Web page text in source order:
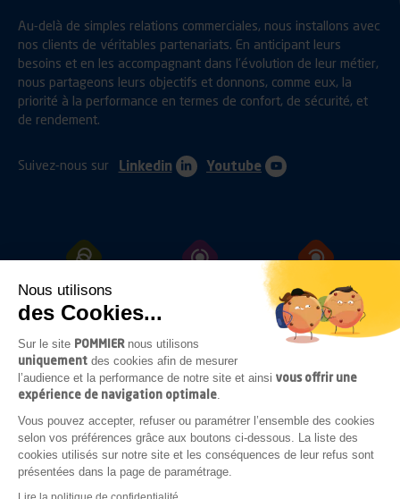
Nous utilisons
des Cookies...
Sur le site POMMIER nous utilisons
uniquement des cookies afin de mesurer
l’audience et la performance de notre site et ainsi vous offrir une
expérience de navigation optimale.
Vous pouvez accepter, refuser ou paramétrer l’ensemble des cookies
selon vos préférences grâce aux boutons ci-dessous. La liste des
cookies utilisés sur notre site et les conséquences de leur refus sont
présentées dans la page de paramétrage.
Au-delà de simples relations commerciales, nous installons avec
nos clients de véritables partenariats. En anticipant leurs
besoins et en les accompagnant dans l’évolution de leur métier,
nous partageons leurs objectifs et donnons, comme eux, la
priorité à la performance en termes de confort, de sécurité, et
de rendement.
Suivez-nous sur Linkedin Youtube
ATTELAGES FIXATIONS
OUVRANTS ECLAIRAGES
ACCESSOIRES
SOUS-CHASSIS
COMPLÉMENTS
CARROSSERIE